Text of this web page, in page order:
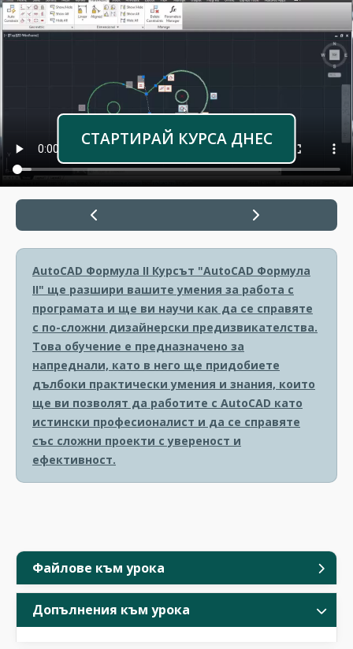
Файлове към урока
Допълнения към урока
СТАРТИРАЙ КУРСА ДНЕС
AutoCAD Формула II Курсът "AutoCAD Формула
II" ще разшири вашите умения за работа с
програмата и ще ви научи как да се справяте
с по-сложни дизайнерски предизвикателства.
Това обучение е предназначено за
напреднали, като в него ще придобиете
дълбоки практически умения и знания, които
ще ви позволят да работите с AutoCAD като
истински професионалист и да се справяте
със сложни проекти с увереност и
ефективност.